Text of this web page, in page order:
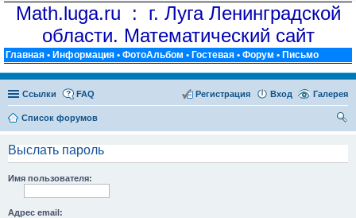
Math.luga.ru : г. Луга Ленинградской
области. Математический сайт
Главная • Информация • ФотоАльбом • Гостевая • Форум • Письмо
Ссылки Галерея
FAQ Вход
Регистрация
Список форумов
Выслать пароль
Имя пользователя:
Адрес email: